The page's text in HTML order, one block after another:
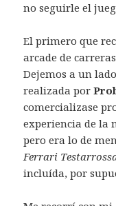
no seguirle el
El primero que
arcade de
Dejemos a un
realizada por
comercializase
experiencia de la
pero era lo de
Ferrari
incluída, por